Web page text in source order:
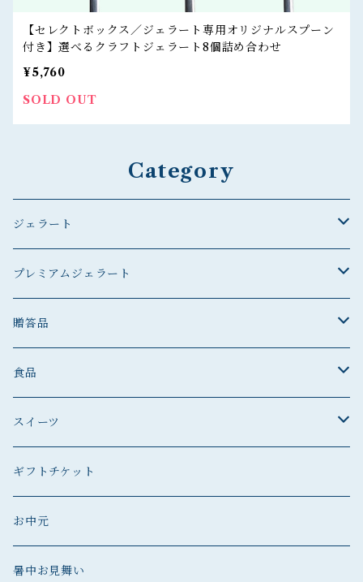
【セレクトボックス／ジェラート専用オリジナルスプーン
付き】選べるクラフトジェラート8個詰め合わせ
¥5,760
SOLD OUT
Category
ジェラート
ジェラート
ジェラート
プレミアムジェラート
プレミアムジェラート
プレミアムジェラート
贈答品
贈答品
贈答品
ジェラート
食品
菓子
ジェラート
ジェラート
ジェラート
プレミアムジェラート
ジェラート
贈答品
スイーツ
スイーツ
スイーツ
ギフトチケット
お中元
暑中お見舞い